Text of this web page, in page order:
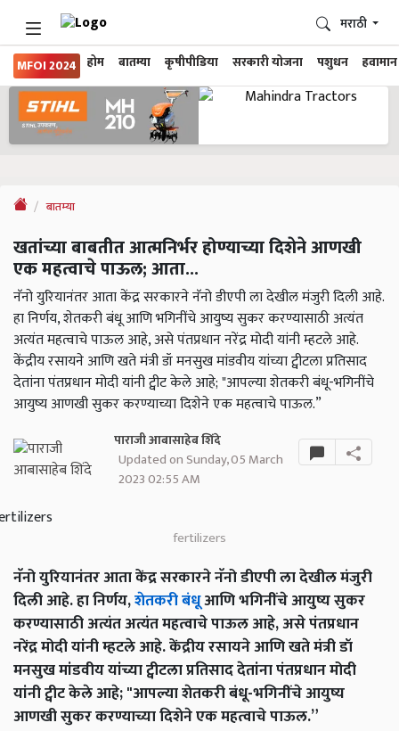
MFOI 2024 होम बातम्या कृषीपीडिया सरकारी योजना पशुधन हवामान
मराठी
बातम्या
खतांच्या बाबतीत आत्मनिर्भर होण्याच्या दिशेने आणखी
एक महत्वाचे पाऊल; आता...
नॅनो युरियानंतर आता केंद्र सरकारने नॅनो डीएपी ला देखील मंजुरी दिली आहे.
हा निर्णय, शेतकरी बंधू आणि भगिनींचे आयुष्य सुकर करण्यासाठी अत्यंत
अत्यंत महत्वाचे पाऊल आहे, असे पंतप्रधान नरेंद्र मोदी यांनी म्हटले आहे.
केंद्रीय रसायने आणि खते मंत्री डॉ मनसुख मांडवीय यांच्या ट्वीटला प्रतिसाद
देतांना पंतप्रधान मोदी यांनी ट्वीट केले आहे; "आपल्या शेतकरी बंधू-भगिनींचे
आयुष्य आणखी सुकर करण्याच्या दिशेने एक महत्वाचे पाऊल.”
पाराजी आबासाहेब शिंदे
Updated on Sunday, 05 March
2023 02:55 AM
fertilizers
नॅनो युरियानंतर आता केंद्र सरकारने नॅनो डीएपी ला देखील मंजुरी
दिली आहे. हा निर्णय,शेतकरी बंधूआणि भगिनींचे आयुष्य सुकर
करण्यासाठी अत्यंत अत्यंत महत्वाचे पाऊल आहे, असे पंतप्रधान
नरेंद्र मोदी यांनी म्हटले आहे. केंद्रीय रसायने आणि खते मंत्री डॉ
मनसुख मांडवीय यांच्या ट्वीटला प्रतिसाद देतांना पंतप्रधान मोदी
यांनी ट्वीट केले आहे; "आपल्या शेतकरी बंधू-भगिनींचे आयुष्य
आणखी सुकर करण्याच्या दिशेने एक महत्वाचे पाऊल.”